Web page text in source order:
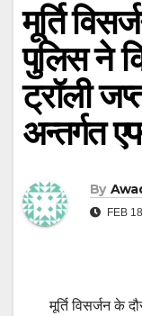
मूर्ति
पुलिस ने
ट्रॉली
अन्तर्गत
By
FEB
मूर्ति विसर्जन के